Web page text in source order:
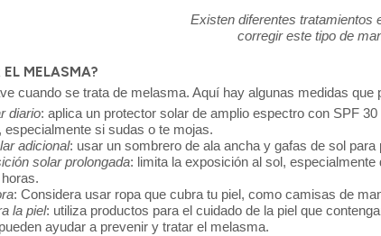
Existen diferentes tratamientos
corregir este tipo de
MELASMA?
cuando se trata de melasma. Aquí hay algunas medidas que
diario: aplica un protector solar de amplio espectro con SPF
especialmente si sudas o te mojas.
adicional: usar un sombrero de ala ancha y gafas de sol
solar prolongada: limita la exposición al sol,
: Considera usar ropa que cubra tu piel, como camisas de
la piel: utiliza productos para el cuidado de la piel que
ayudar a prevenir y tratar el melasma.